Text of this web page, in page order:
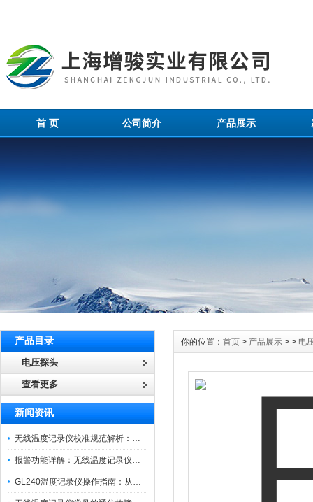
首 页 公司简介 产品展示
产品目录
电压探头
查看更多
新闻资讯
无线温度记录仪校准规范解析：从多点比对到不确定度评定的实操流程
报警功能详解：无线温度记录仪的阈值设定与通知机制
GL240温度记录仪操作指南：从开箱、接线到数据导出的标准化流程
你的位置： 首页 > 产品展示 > > 电